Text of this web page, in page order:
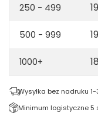
250 - 499
500 - 999
1000+
Wysyłka bez nadruku
Minimum logistyczne 5